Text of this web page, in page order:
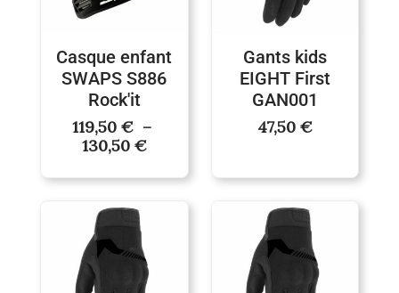
Casque enfant
SWAPS S886
Rock'it
119,50€ –
130,50 €
Gants kids
EIGHT First
GAN001
47,50 €